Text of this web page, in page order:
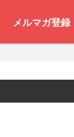
メルマガ登録